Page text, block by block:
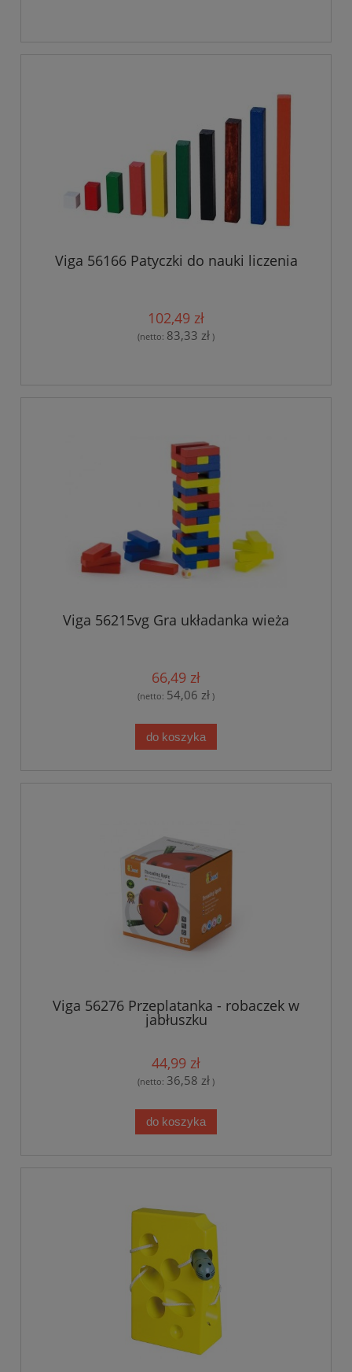
Viga 56166 Patyczki do nauki liczenia
102,49 zł
(netto: 83,33 zł )
Viga 56215vg Gra układanka wieża
66,49 zł
(netto: 54,06 zł )
do koszyka
Viga 56276 Przeplatanka - robaczek w
jabłuszku
44,99 zł
(netto: 36,58 zł )
do koszyka